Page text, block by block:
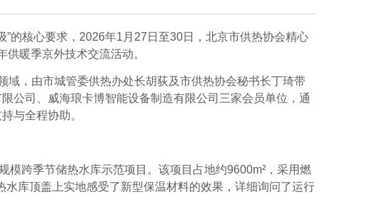
”的核心要求， 2026年1 月 27 日至30日，北京市供热协会精心
供暖季京外技术交流活动。
，由市城管委供热办处长胡荻及市供热协会秘书长丁琦带
公司、威海琅卡博智能设备制造有限公司三家会员单位 ，通
与全程协助。
模跨季节储热水库示范项目。该项目 占地约9600m²，采用燃
水库顶盖上实地感受了新型保温材料的效果，详细询问了运行